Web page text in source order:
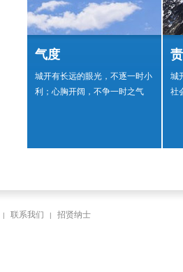
气度
城开有长远的眼光，不逐一时小
利；心胸开阔，不争一时之气
城
社
| 联系我们 | 招贤纳士